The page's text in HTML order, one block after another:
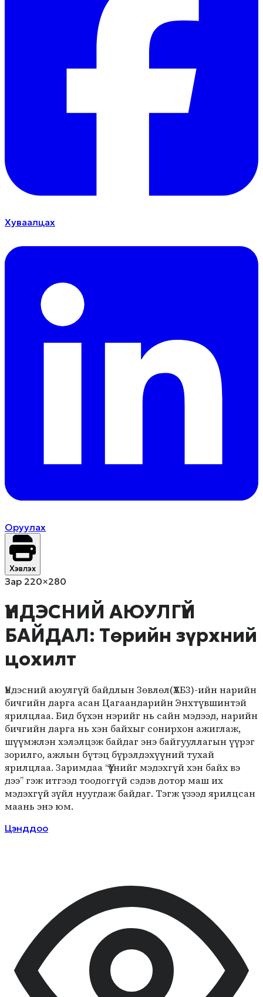
Хуваалцах
Оруулах
Хэвлэх
Зар 220×280
ҮНДЭСНИЙ АЮУЛГҮЙ
БАЙДАЛ: Төрийн зүрхний
цохилт
Үндэсний аюулгүй байдлын Зөвлөл(ҮАБЗ)-ийн нарийн
бичгийн дарга асан Цагаандарийн Энхтүвшинтэй
ярилцлаа. Бид бүхэн нэрийг нь сайн мэдээд, нарийн
бичгийн дарга нь хэн байхыг сонирхон ажиглаж,
шүүмжлэн хэлэлцэж байдаг энэ байгууллагын үүрэг
зорилго, ажлын бүтэц бүрэлдэхүүний тухай
ярилцлаа. Заримдаа “Үүнийг мэдэхгүй хэн байх вэ
дээ” гэж итгээд тоодоггүй сэдэв дотор маш их
мэдэхгүй зүйл нуугдаж байдаг. Тэгж үзээд ярилцсан
маань энэ юм.
Цэнддоо